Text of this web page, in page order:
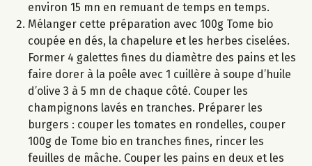
environ 15 mn en remuant de temps en temps.
Mélanger cette préparation avec 100g Tome bio
coupée en dés, la chapelure et les herbes ciselées.
Former 4 galettes fines du diamètre des pains et les
faire dorer à la poêle avec 1 cuillère à soupe d’huile
d’olive 3 à 5 mn de chaque côté. Couper les
champignons lavés en tranches. Préparer les
burgers : couper les tomates en rondelles, couper
100g de Tome bio en tranches fines, rincer les
feuilles de mâche. Couper les pains en deux et les